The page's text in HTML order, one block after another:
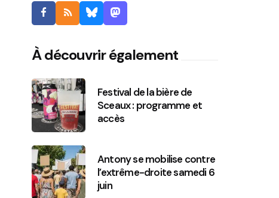
À découvrir également
Festival de la bière de
Sceaux : programme et
accès
Antony se mobilise contre
l’extrême-droite samedi 6
juin